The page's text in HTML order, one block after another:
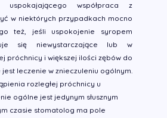
uspokajającego współpraca z
w niektórych przypadkach mocno
też, jeśli uspokojenie syropem
się niewystarczające lub w
próchnicy i większej ilości zębów do
leczenie w znieczuleniu ogólnym.
rozległej próchnicy u
ogólne jest jedynym słusznym
czasie stomatolog ma pole